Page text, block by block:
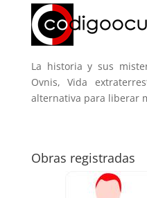
La historia y sus
Ovnis, Vida
alternativa para liberar
Obras registradas